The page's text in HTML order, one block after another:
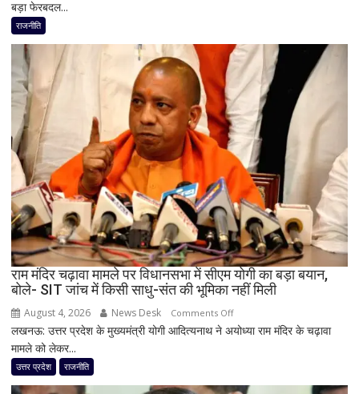
लिए
कांग्रेस
का
बड़ा
दांव,
यूपी
में
पूरी
सहप्रभारी
टीम
बदली,
नई
जिम्मेदारियां
घोषित
बड़ा फेरबदल...
राजनीति
राम मंदिर चढ़ावा मामले पर विधानसभा में सीएम योगी का बड़ा बयान,
बोले- SIT जांच में किसी साधु-संत की भूमिका नहीं मिली
August 4, 2026 News Desk Comments Offon
राम
मामले
लखनऊ: उत्तर प्रदेश के मुख्यमंत्री योगी आदित्यनाथ ने अयोध्या राम मंदिर के चढ़ावा
मामले को लेकर...
उत्तर प्रदेश राजनीति